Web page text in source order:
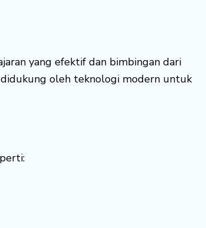
yang efektif dan bimbingan dari
didukung oleh teknologi modern untuk